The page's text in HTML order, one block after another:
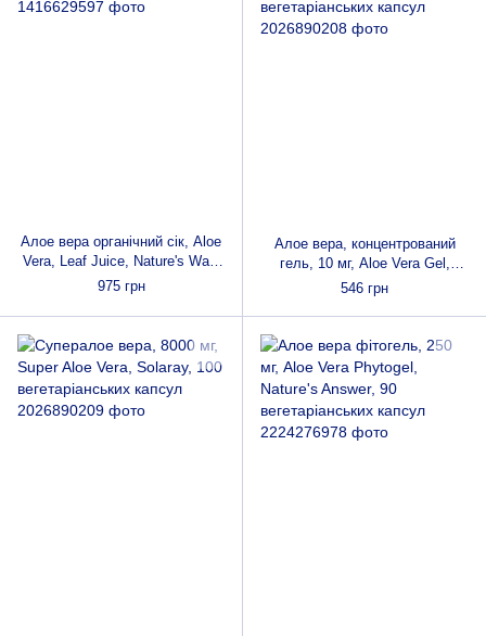
Алое вера органічний сік, Aloe
Vera, Leaf Juice, Nature's Way,
1000 мл
975 грн
Алое вера, концентрований
гель, 10 мг, Aloe Vera Gel,
Solaray, 100 вегетаріанських
капсул
546 грн